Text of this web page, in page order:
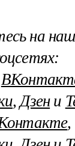
на
, Дзени
,